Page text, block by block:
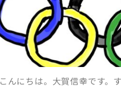
こんにちは。大賀信幸です。